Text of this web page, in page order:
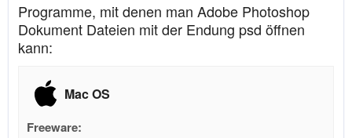
Programme, mit denen man Adobe Photoshop
Dokument Dateien mit der Endung psd öffnen
kann:
Mac OS
Freeware: